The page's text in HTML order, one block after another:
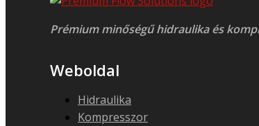
Prémium minőségű hidraulika és
Weboldal
Hidraulika
Kompresszor